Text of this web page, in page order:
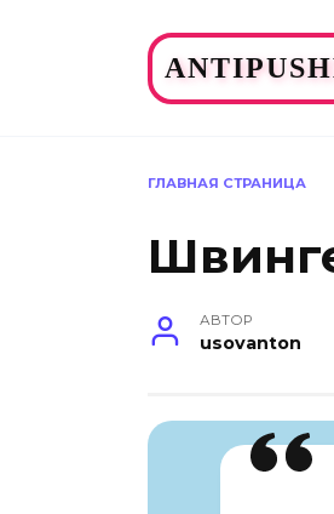
ГЛАВНАЯ СТРАНИЦА
АВТОР
usovanton